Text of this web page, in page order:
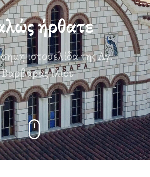
ήρθατε
ιστοσελίδα της Αγ.
Βαρβάρας Ιλίου